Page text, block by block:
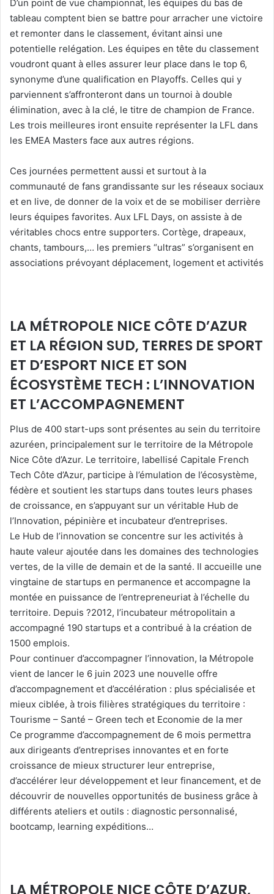
D’un point de vue championnat, les équipes du bas de
tableau comptent bien se battre pour arracher une victoire
et remonter dans le classement, évitant ainsi une
potentielle relégation. Les équipes en tête du classement
voudront quant à elles assurer leur place dans le top 6,
synonyme d’une qualification en Playoffs. Celles qui y
parviennent s’affronteront dans un tournoi à double
élimination, avec à la clé, le titre de champion de France.
Les trois meilleures iront ensuite représenter la LFL dans
les EMEA Masters face aux autres régions.
Ces journées permettent aussi et surtout à la
communauté de fans grandissante sur les réseaux sociaux
et en live, de donner de la voix et de se mobiliser derrière
leurs équipes favorites. Aux LFL Days, on assiste à de
véritables chocs entre supporters. Cortège, drapeaux,
chants, tambours,… les premiers “ultras” s’organisent en
associations prévoyant déplacement, logement et activités
LA MÉTROPOLE NICE CÔTE D’AZUR
ET LA RÉGION SUD, TERRES DE SPORT
ET D’ESPORT NICE ET SON
ÉCOSYSTÈME TECH : L’INNOVATION
ET L’ACCOMPAGNEMENT
Plus de 400 start-ups sont présentes au sein du territoire
azuréen, principalement sur le territoire de la Métropole
Nice Côte d’Azur. Le territoire, labellisé Capitale French
Tech Côte d’Azur, participe à l’émulation de l’écosystème,
fédère et soutient les startups dans toutes leurs phases
de croissance, en s’appuyant sur un véritable Hub de
l’Innovation, pépinière et incubateur d’entreprises.
Le Hub de l’innovation se concentre sur les activités à
haute valeur ajoutée dans les domaines des technologies
vertes, de la ville de demain et de la santé. Il accueille une
vingtaine de startups en permanence et accompagne la
montée en puissance de l’entrepreneuriat à l’échelle du
territoire. Depuis ?2012, l’incubateur métropolitain a
accompagné 190 startups et a contribué à la création de
1500 emplois.
Pour continuer d’accompagner l’innovation, la Métropole
vient de lancer le 6 juin 2023 une nouvelle offre
d’accompagnement et d’accélération : plus spécialisée et
mieux ciblée, à trois filières stratégiques du territoire :
Tourisme – Santé – Green tech et Economie de la mer
Ce programme d’accompagnement de 6 mois permettra
aux dirigeants d’entreprises innovantes et en forte
croissance de mieux structurer leur entreprise,
d’accélérer leur développement et leur financement, et de
découvrir de nouvelles opportunités de business grâce à
différents ateliers et outils : diagnostic personnalisé,
bootcamp, learning expéditions…
LA MÉTROPOLE NICE CÔTE D’AZUR,